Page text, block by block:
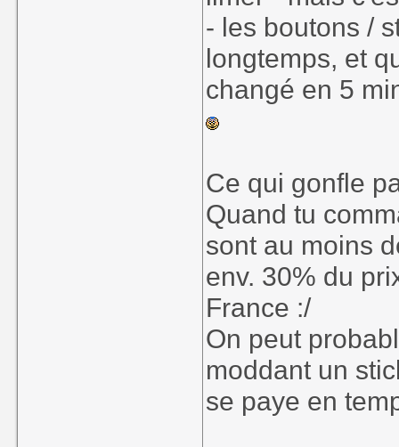
- les boutons /
longtemps, et
changé en 5
Ce qui gonfle
Quand tu
sont au moins
env. 30% du
France :/
On peut
moddant un
se paye en